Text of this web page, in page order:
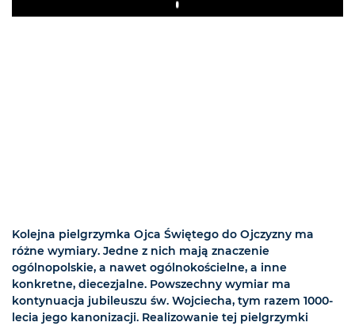
Play
Kolejna pielgrzymka Ojca Świętego do Ojczyzny ma
różne wymiary. Jedne z nich mają znaczenie
ogólnopolskie, a nawet ogólnokościelne, a inne
konkretne, diecezjalne. Powszechny wymiar ma
kontynuacja jubileuszu św. Wojciecha, tym razem 1000-
lecia jego kanonizacji. Realizowanie tej pielgrzymki